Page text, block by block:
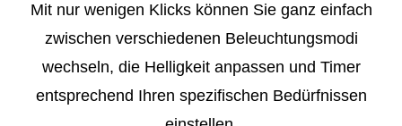
Mit nur wenigen Klicks können Sie ganz einfach
zwischen verschiedenen Beleuchtungsmodi
wechseln, die Helligkeit anpassen und Timer
entsprechend Ihren spezifischen Bedürfnissen